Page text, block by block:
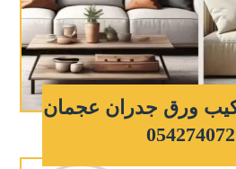
ورق جدران عجمان